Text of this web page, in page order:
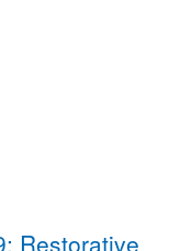
Restorative